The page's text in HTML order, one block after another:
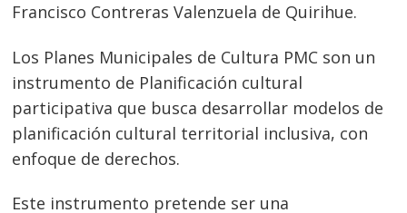
Francisco Contreras Valenzuela de Quirihue.
Los Planes Municipales de Cultura PMC son un
instrumento de Planificación cultural
participativa que busca desarrollar modelos de
planificación cultural territorial inclusiva, con
enfoque de derechos.
Este instrumento pretende ser una